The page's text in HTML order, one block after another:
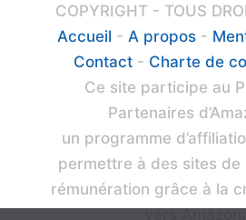
COPYRIGHT - TOUS
Accueil - A propos -
Contact- Charte de
Ce site participe au
Partenaires
un programme
permettre à des sites de
rémunération grâce à la
vers